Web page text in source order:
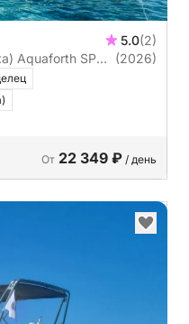
5.0(2)
Aquaforth SP
(2026)
От 22 349 ₽ / день